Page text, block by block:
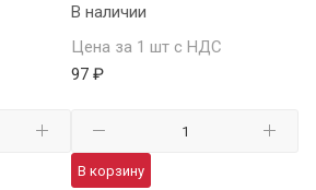
В наличии
Цена за 1 шт с НДС
97 ₽
В корзину